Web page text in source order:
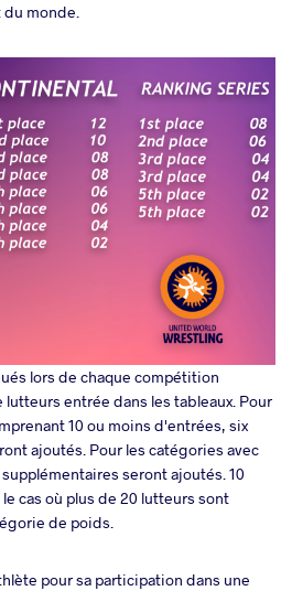
du monde.
lors de chaque compétition
entrée dans les tableaux. Pour
10 ou moins d'entrées, six
ajoutés. Pour les catégories avec
seront ajoutés. 10
cas où plus de 20 lutteurs sont
de poids.
pour sa participation dans une